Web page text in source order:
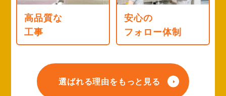
高品質な
工事
安心の
フォロー体制
選ばれる理由をもっと見る